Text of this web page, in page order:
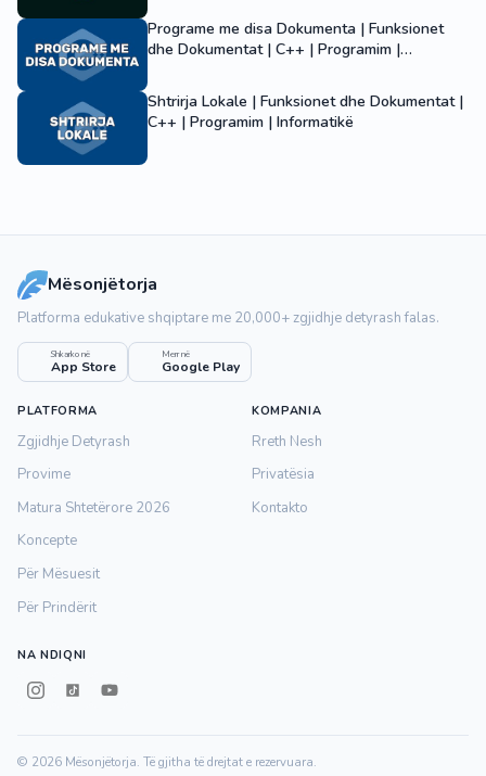
Programe me disa Dokumenta | Funksionet
dhe Dokumentat | C++ | Programim |
Shtrirja Lokale | Funksionet dhe Dokumentat |
C++ | Programim | Informatikë
Mësonjëtorja
Platforma edukative shqiptare me 20,000+ zgjidhje detyrash falas.
Shkarko në
App Store
Merr në
Google Play
PLATFORMA
Zgjidhje Detyrash
Provime
Matura Shtetërore 2026
Koncepte
Për Mësuesit
Për Prindërit
KOMPANIA
Rreth Nesh
Privatësia
Kontakto
NA NDIQNI
© 2026 Mësonjëtorja. Të gjitha të drejtat e rezervuara.